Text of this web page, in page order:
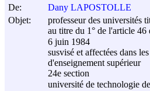
De:
Dany LAPOSTOLLE
Objet:
professeur des universités
au titre du 1° de l'article 46
6 juin 1984
susvisé et affectées dans
d'enseignement supérieur
24e section
université de technologie